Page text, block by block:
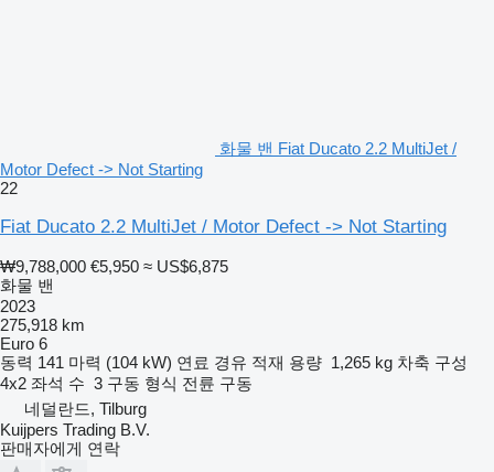
화물 밴 Fiat Ducato 2.2 MultiJet /
Motor Defect -> Not Starting
22
Fiat Ducato 2.2 MultiJet / Motor Defect -> Not Starting
₩9,788,000 €5,950 ≈ US$6,875
화물 밴
2023
275,918 km
Euro 6
동력 141 마력 (104 kW) 연료 경유 적재 용량 1,265 kg 차축 구성
4x2 좌석 수 3 구동 형식 전륜 구동
네덜란드, Tilburg
Kuijpers Trading B.V.
판매자에게 연락